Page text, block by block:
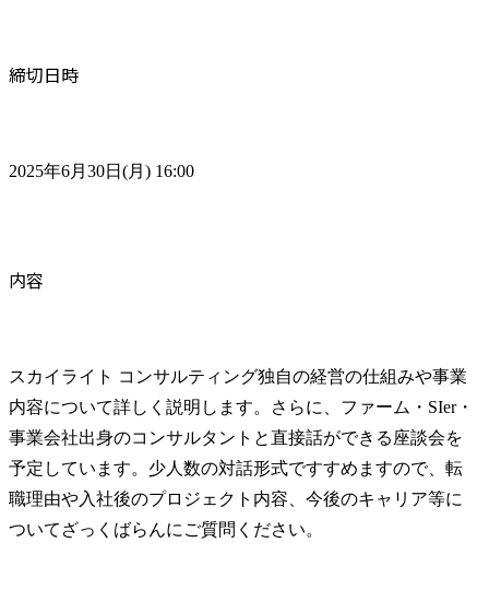
締切日時
2025年6月30日(月) 16:00
内容
スカイライト コンサルティング独自の経営の仕組みや事業
内容について詳しく説明します。さらに、ファーム・SIer・
事業会社出身のコンサルタントと直接話ができる座談会を
予定しています。少人数の対話形式ですすめますので、転
職理由や入社後のプロジェクト内容、今後のキャリア等に
ついてざっくばらんにご質問ください。